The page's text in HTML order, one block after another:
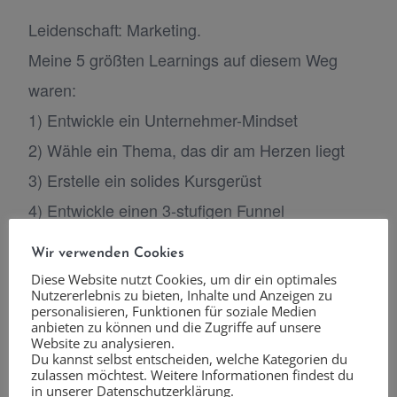
Leidenschaft: Marketing.
Meine 5 größten Learnings auf diesem Weg
waren:
1) Entwickle ein Unternehmer-Mindset
2) Wähle ein Thema, das dir am Herzen liegt
3) Erstelle ein solides Kursgerüst
4) Entwickle einen 3-stufigen Funnel
5) Nutze Social Media als Visitenkarte und
baue eine E-Mail-Liste auf
Diese Strategien halfen nicht nur mir, sondern
auch Coaches wie Doris, die innerhalb von 1,5
Monaten große Aufträge gewann. Dein
Wir verwenden Cookies
Diese Website nutzt Cookies, um dir ein optimales
Nutzererlebnis zu bieten, Inhalte und Anzeigen zu
personalisieren, Funktionen für soziale Medien
anbieten zu können und die Zugriffe auf unsere
Website zu analysieren.
Du kannst selbst entscheiden, welche Kategorien du
zulassen möchtest. Weitere Informationen findest du
in unserer Datenschutzerklärung.